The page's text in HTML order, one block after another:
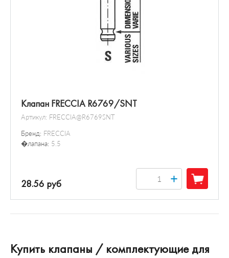
Клапан FRECCIA R6769/SNT
Артикул: FRECCIA@R6769SNT
Бренд: FRECCIA
�лапана: 5.5
28.56 руб +
Купить клапаны / комплектующие для